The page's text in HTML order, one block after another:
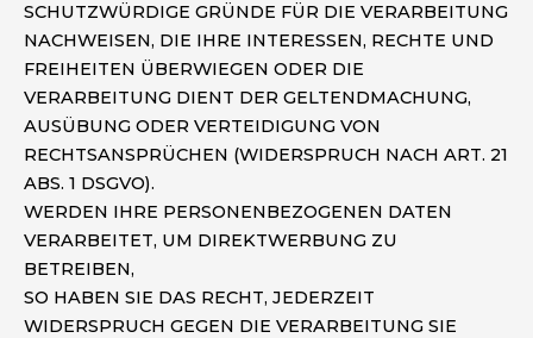
SCHUTZWÜRDIGE GRÜNDE FÜR DIE VERARBEITUNG
NACHWEISEN, DIE IHRE INTERESSEN, RECHTE UND
FREIHEITEN ÜBERWIEGEN ODER DIE
VERARBEITUNG DIENT DER GELTENDMACHUNG,
AUSÜBUNG ODER VERTEIDIGUNG VON
RECHTSANSPRÜCHEN (WIDERSPRUCH NACH ART. 21
ABS. 1 DSGVO).
WERDEN IHRE PERSONENBEZOGENEN DATEN
VERARBEITET, UM DIREKTWERBUNG ZU
BETREIBEN,
SO HABEN SIE DAS RECHT, JEDERZEIT
WIDERSPRUCH GEGEN DIE VERARBEITUNG SIE